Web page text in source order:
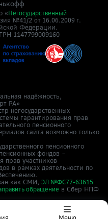
« Негосударственный
№41/2 от 16.06.2009 г.
Федерации.
1147799009160
надёжность,
РА»
негосударственных
гарантирования прав
пенсионного
сайта возможно только
пенсионного
фондов –
прав участников
в рамках деятельности по
как СМИ, ЭЛ №ФС77-63615
обращение в Cбер НПФ